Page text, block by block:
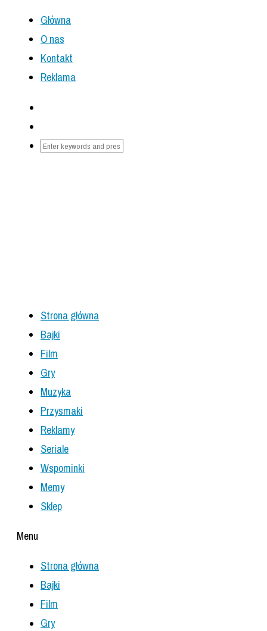
Główna
O nas
Kontakt
Reklama
Strona główna
Bajki
Film
Gry
Muzyka
Przysmaki
Reklamy
Seriale
Wspominki
Memy
Sklep
Menu
Strona główna
Bajki
Film
Gry